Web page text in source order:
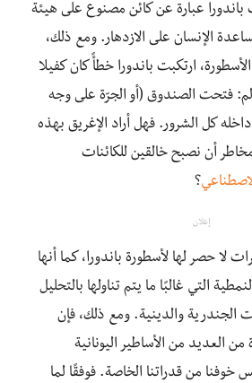
باندورا عبارة عن كائن مصنوع على هيئة
الإنسان على الازدهار. ومع ذلك،
ارتكبت باندورا خطأً كان كفيلا
فتحت الصندوق (أو الجرّة على وجه
كل الشرور. فهل أراد الإغريق بهذه
أن نصبح خالقين للكائنات
؟
إعلان
لا حصر لها لأسطورة باندورا، كما أنها
التي غالبًا ما يتم تناولها بالتحليل
الجندرية والدينية. ومع ذلك، فإن
العديد من الأساطير اليونانية
خوفنا من قدراتنا الخاصة. فوفقًا لما